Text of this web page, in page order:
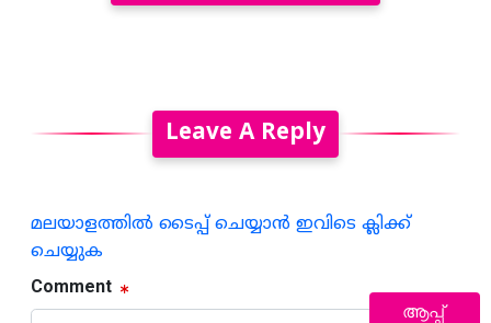
Leave A Reply
മലയാളത്തില്‍ ടൈപ്പ് ചെയ്യാന്‍ ഇവിടെ ക്ലിക്ക്
ചെയ്യുക
Comment
ആപ്പ്